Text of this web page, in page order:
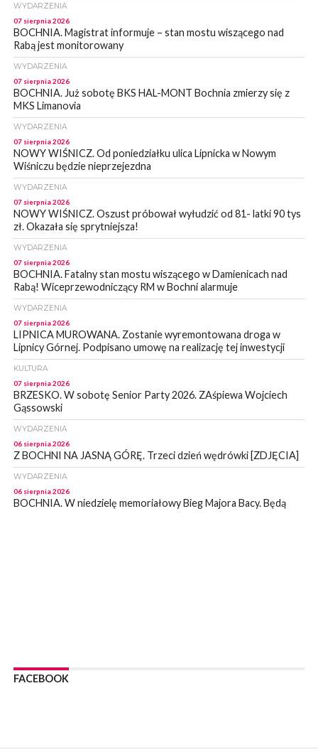
WYDARZENIA
07 sierpnia 2026
BOCHNIA. Magistrat informuje – stan mostu wiszącego nad
Rabą jest monitorowany
WYDARZENIA
07 sierpnia 2026
BOCHNIA. Już sobotę BKS HAL-MONT Bochnia zmierzy się z
MKS Limanovia
WYDARZENIA
07 sierpnia 2026
NOWY WIŚNICZ. Od poniedziałku ulica Lipnicka w Nowym
Wiśniczu będzie nieprzejezdna
WYDARZENIA
07 sierpnia 2026
NOWY WIŚNICZ. Oszust próbował wyłudzić od 81- latki 90 tys
zł. Okazała się sprytniejsza!
WYDARZENIA
07 sierpnia 2026
BOCHNIA. Fatalny stan mostu wiszącego w Damienicach nad
Rabą! Wiceprzewodniczący RM w Bochni alarmuje
WYDARZENIA
07 sierpnia 2026
LIPNICA MUROWANA. Zostanie wyremontowana droga w
Lipnicy Górnej. Podpisano umowę na realizację tej inwestycji
KULTURA
07 sierpnia 2026
BRZESKO. W sobotę Senior Party 2026. ZAśpiewa Wojciech
Gąssowski
WYDARZENIA
06 sierpnia 2026
Z BOCHNI NA JASNĄ GÓRĘ. Trzeci dzień wędrówki [ZDJĘCIA]
WYDARZENIA
06 sierpnia 2026
BOCHNIA. W niedzielę memoriałowy Bieg Majora Bacy. Będą
06 sierpnia 2026
POWIAT BRZESKI. W Wytrzyszczce karetka zderzyła się z
FACEBOOK